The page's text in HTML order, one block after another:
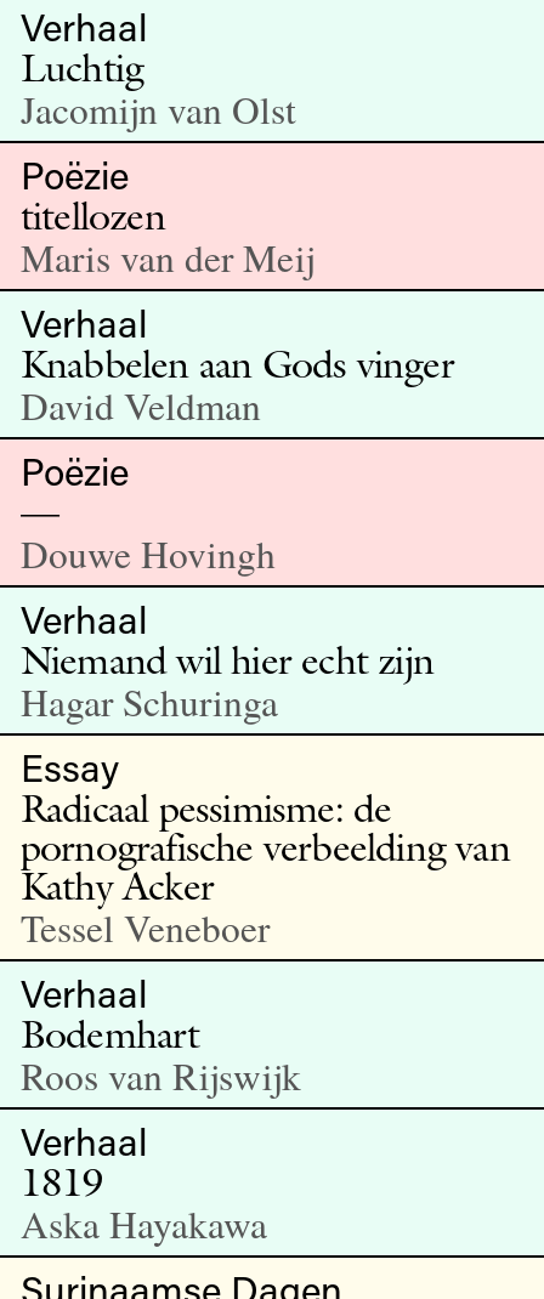
Verhaal
Luchtig
Jacomijn van Olst
Poëzie
titellozen
Maris van der Meij
Verhaal
Knabbelen aan Gods vinger
David Veldman
Poëzie
—
Douwe Hovingh
Verhaal
Niemand wil hier echt zijn
Hagar Schuringa
Essay
Radicaal pessimisme: de
pornografische verbeelding van
Kathy Acker
Tessel Veneboer
Verhaal
Bodemhart
Roos van Rijswijk
Verhaal
1819
Aska Hayakawa
Surinaamse Dagen